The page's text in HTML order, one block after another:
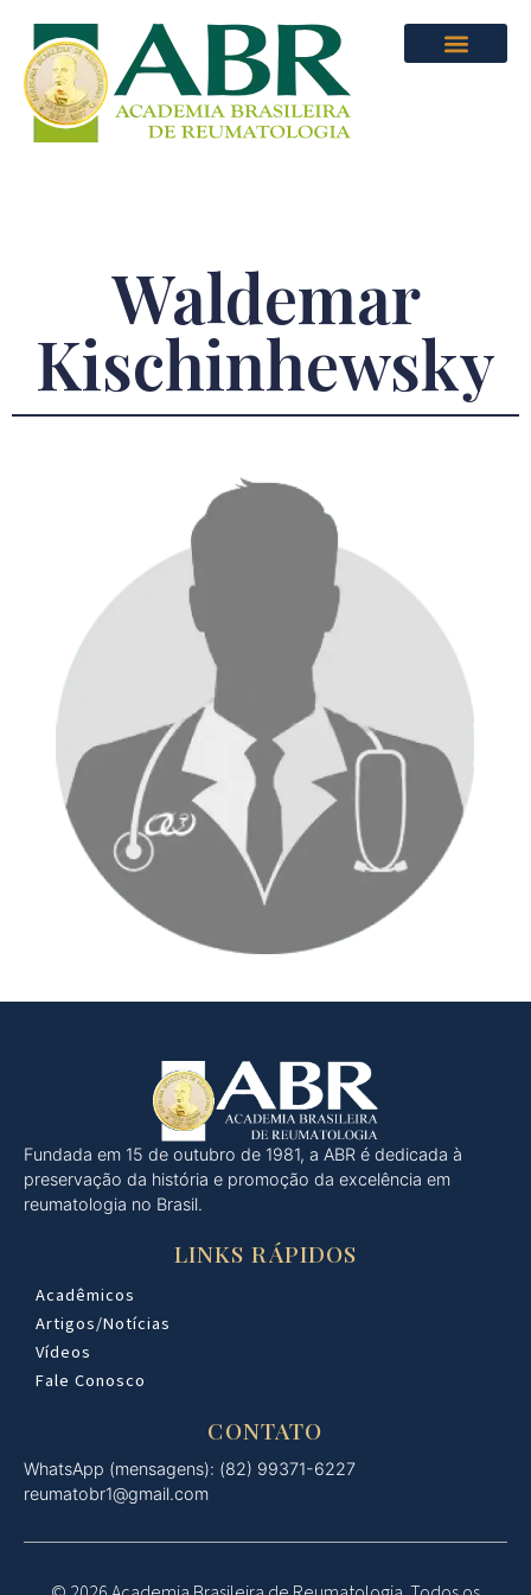
Waldemar
Kischinhewsky
Fundada em 15 de outubro de 1981, a ABR é dedicada à
preservação da história e promoção da excelência em
reumatologia no Brasil.
LINKS RÁPIDOS
Acadêmicos
Artigos/Notícias
Vídeos
Fale Conosco
CONTATO
WhatsApp (mensagens): (82) 99371-6227
reumatobr1@gmail.com